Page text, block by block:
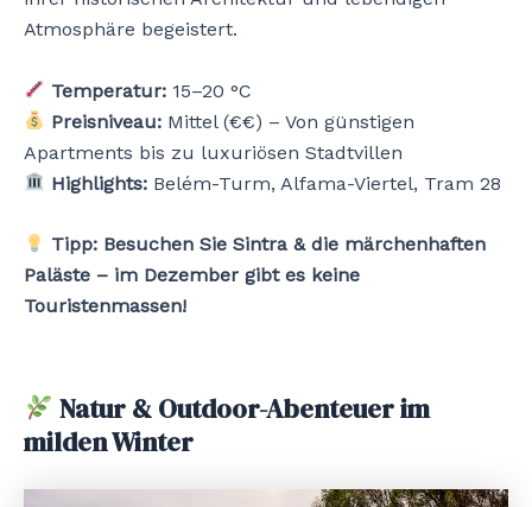
Atmosphäre begeistert.
Temperatur: 15–20 °C
Preisniveau: Mittel (€€) – Von günstigen
Apartments bis zu luxuriösen Stadtvillen
Highlights: Belém-Turm, Alfama-Viertel, Tram 28
Tipp: Besuchen Sie Sintra & die märchenhaften
Paläste – im Dezember gibt es keine
Touristenmassen!
Natur & Outdoor-Abenteuer im
milden Winter